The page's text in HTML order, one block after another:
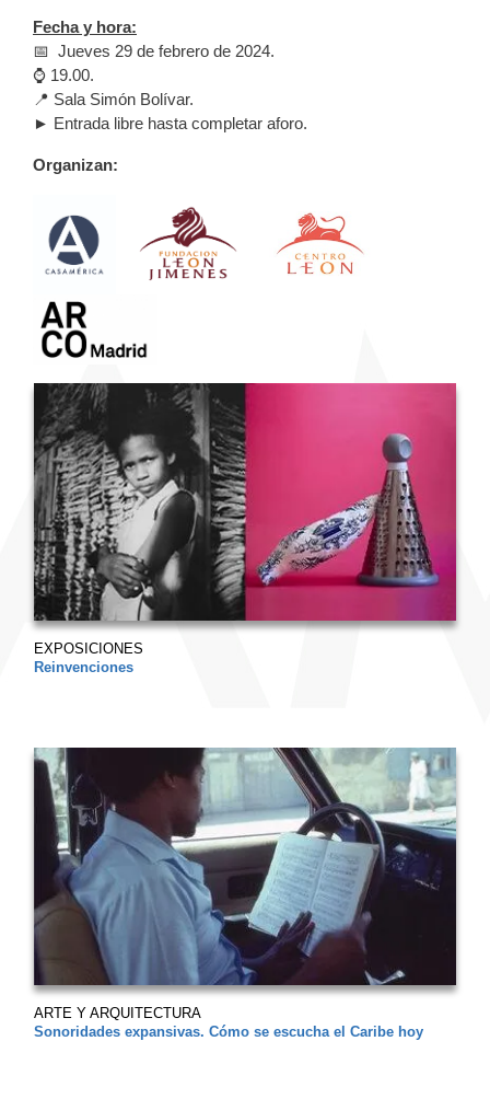
Fecha y hora:
📅 Jueves 29 de febrero de 2024.
⌚️ 19.00.
📍 Sala Simón Bolívar.
► Entrada libre hasta completar aforo.
Organizan:
EXPOSICIONES
Reinvenciones
ARTE Y ARQUITECTURA
Sonoridades expansivas. Cómo se escucha el Caribe hoy